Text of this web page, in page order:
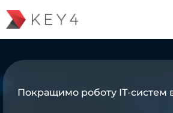
Покращимо роботу ІТ-систем